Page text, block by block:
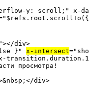
y: scroll; "
x-
"
"></div>
} " x-intersect="
просмотра!
&nbsp; </div>